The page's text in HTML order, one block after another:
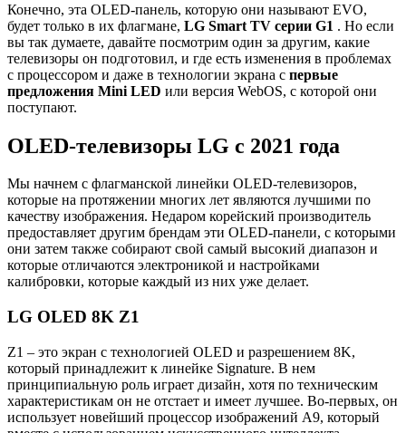
Конечно, эта OLED-панель, которую они называют EVO,
будет только в их флагмане, LG Smart TV серии G1 . Но если
вы так думаете, давайте посмотрим один за другим, какие
телевизоры он подготовил, и где есть изменения в проблемах
с процессором и даже в технологии экрана с первые
предложения Mini LED или версия WebOS, с которой они
поступают.
OLED-телевизоры LG с 2021 года
Мы начнем с флагманской линейки OLED-телевизоров,
которые на протяжении многих лет являются лучшими по
качеству изображения. Недаром корейский производитель
предоставляет другим брендам эти OLED-панели, с которыми
они затем также собирают свой самый высокий диапазон и
которые отличаются электроникой и настройками
калибровки, которые каждый из них уже делает.
LG OLED 8K Z1
Z1 – это экран с технологией OLED и разрешением 8K,
который принадлежит к линейке Signature. В нем
принципиальную роль играет дизайн, хотя по техническим
характеристикам он не отстает и имеет лучшее. Во-первых, он
использует новейший процессор изображений A9, который